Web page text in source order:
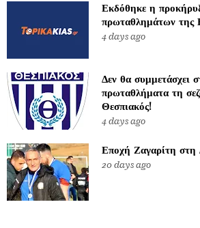
Εκδόθηκε η
πρωταθλημάτων της
4 days ago
Δεν θα συμμετάσχει
πρωταθλήματα τη
Θεσπιακός!
4 days ago
Εποχή Ζαγαρίτη στη
20 days ago